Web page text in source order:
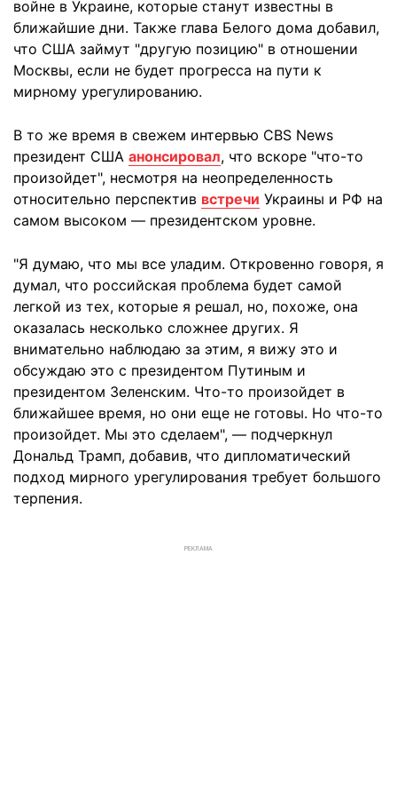
войне в Украине, которые станут известны в
ближайшие дни. Также глава Белого дома добавил,
что США займут "другую позицию" в отношении
Москвы, если не будет прогресса на пути к
мирному урегулированию.
В то же время в свежем интервью CBS News
президент США анонсировал, что вскоре "что-то
произойдет", несмотря на неопределенность
относительно перспектив встречи Украины и РФ на
самом высоком — президентском уровне.
"Я думаю, что мы все уладим. Откровенно говоря, я
думал, что российская проблема будет самой
легкой из тех, которые я решал, но, похоже, она
оказалась несколько сложнее других. Я
внимательно наблюдаю за этим, я вижу это и
обсуждаю это с президентом Путиным и
президентом Зеленским. Что-то произойдет в
ближайшее время, но они еще не готовы. Но что-то
произойдет. Мы это сделаем", — подчеркнул
Дональд Трамп, добавив, что дипломатический
подход мирного урегулирования требует большого
терпения.
РЕКЛАМА